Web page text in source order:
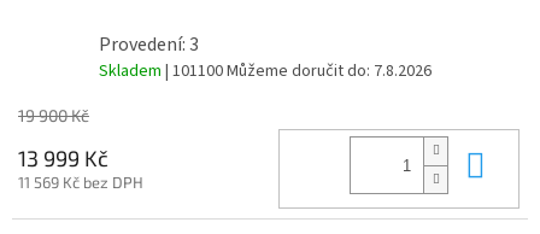
Provedení: 3
Skladem | 101100Můžeme doručit do: 7.8.2026
19 900 Kč
13 999 Kč
11 569 Kč bez DPH